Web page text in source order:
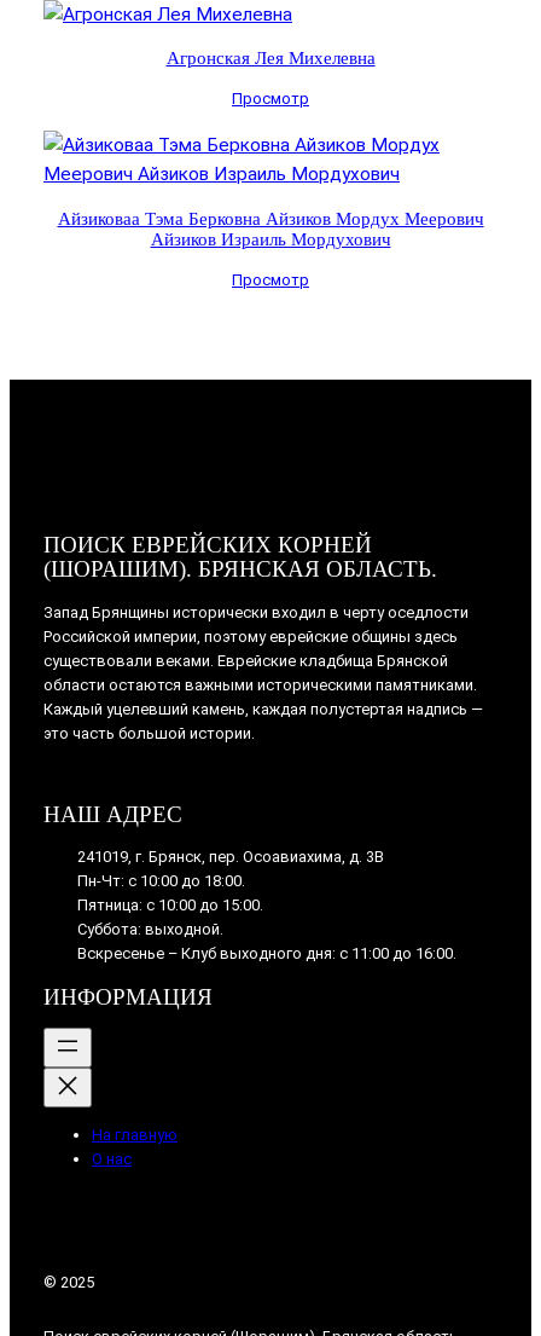
Агронская Лея Михелевна
Просмотр
Айзиковаа Тэма Берковна Айзиков Мордух Меерович
Айзиков Израиль Мордухович
Просмотр
ПОИСК ЕВРЕЙСКИХ КОРНЕЙ
(ШОРАШИМ). БРЯНСКАЯ ОБЛАСТЬ.
Запад Брянщины исторически входил в черту оседлости
Российской империи, поэтому еврейские общины здесь
существовали веками. Еврейские кладбища Брянской
области остаются важными историческими памятниками.
Каждый уцелевший камень, каждая полустертая надпись —
это часть большой истории.
НАШ АДРЕС
241019, г. Брянск, пер. Осоавиахима, д. 3В
Пн-Чт: с 10:00 до 18:00.
Пятница: с 10:00 до 15:00.
Суббота: выходной.
Вскресенье – Клуб выходного дня: с 11:00 до 16:00.
ИНФОРМАЦИЯ
На главную
О нас
© 2025